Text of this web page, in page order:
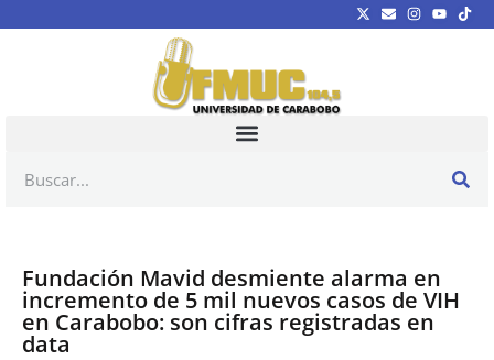
Fundación Mavid desmiente alarma en
incremento de 5 mil nuevos casos de VIH
en Carabobo: son cifras registradas en
data